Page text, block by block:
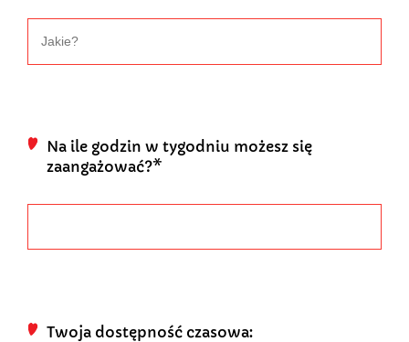
Na ile godzin w tygodniu możesz się
zaangażować?*
Twoja dostępność czasowa: